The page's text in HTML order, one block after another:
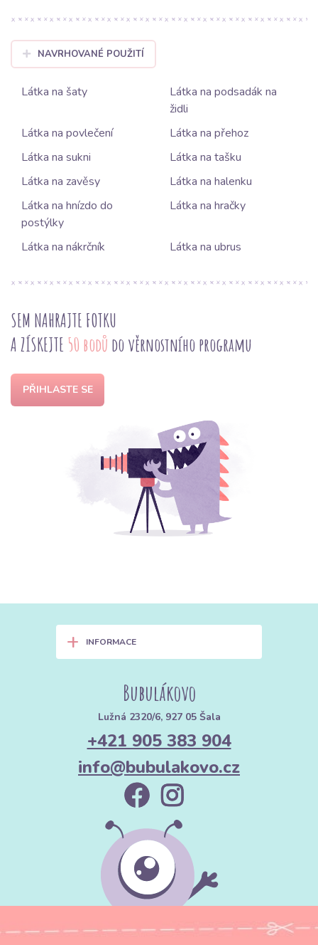
NAVRHOVANÉ POUŽITÍ
Látka na šaty
Látka na podsadák na
židli
Látka na povlečení
Látka na přehoz
Látka na sukni
Látka na tašku
Látka na zavěsy
Látka na halenku
Látka na hnízdo do
postýlky
Látka na hračky
Látka na nákrčník Látka na ubrus
SEM NAHRAJTE FOTKU
A ZÍSKEJTE 50 bodů do věrnostního programu
PŘIHLASTE SE
+ INFORMACE
Bubulákovo
Lužná 2320/6, 927 05 Šala
+421 905 383 904
info@bubulakovo.cz